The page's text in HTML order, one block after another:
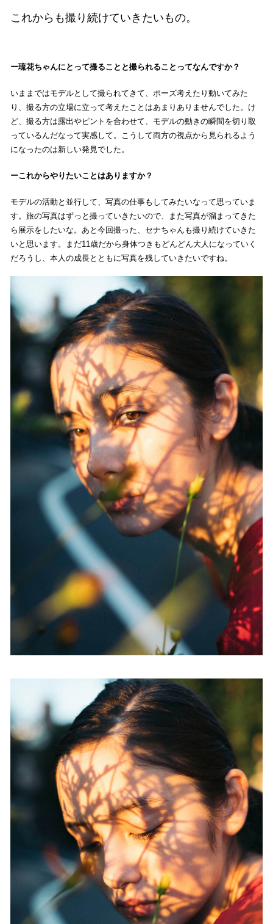
これからも撮り続けていきたいもの。
琉花ちゃんにとって撮ることと撮られることってなんですか？
いままではモデルとして撮られてきて、ポーズ考えたり動いてみた
り、撮る方の立場に立って考えたことはあまりありませんでした。け
ど、撮る方は露出やピントを合わせて、モデルの動きの瞬間を切り取
っているんだなって実感して。こうして両方の視点から見られるよう
になったのは新しい発見でした。
これからやりたいことはありますか？
モデルの活動と並行して、写真の仕事もしてみたいなって思っていま
す。旅の写真はずっと撮っていきたいので、また写真が溜まってきた
ら展示をしたいな。あと今回撮った、セナちゃんも撮り続けていきた
いと思います。まだ11歳だから身体つきもどんどん大人になっていく
だろうし、本人の成長とともに写真を残していきたいですね。